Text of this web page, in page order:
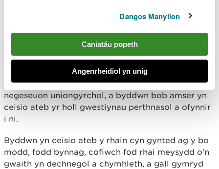
Dangos Manylion
Caniatáu popeth
Angenrheidiol yn unig
gorau i ymateb lle bynnag y gallwn, ond rydym yn
felly ni allwn bob amser ymateb i bob sylw a
Rydym yn darllen pob neges y sonnir amdanom
ynddynt, neu’r rhai rydyn yn eu derbyn fel
negeseuon uniongyrchol, a byddwn bob amser yn
ceisio ateb yr holl gwestiynau perthnasol a ofynnir
i ni.
Byddwn yn ceisio ateb y rhain cyn gynted ag y bo
modd, fodd bynnag, cofiwch fod rhai meysydd o'n
gwaith yn dechnegol a chymhleth, a gall gymryd